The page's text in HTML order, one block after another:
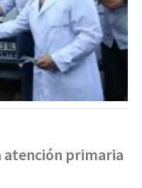
primaria